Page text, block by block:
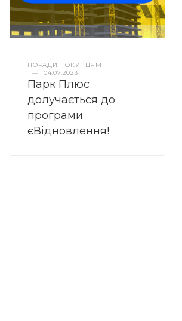
ПОРАДИ ПОКУПЦЯМ
—
04.07.2023
Парк Плюс
долучається до
програми
єВідновлення!